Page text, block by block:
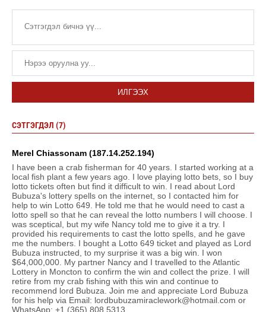
ИЛГЭЭХ
СЭТГЭГДЭЛ (7)
Merel Chiassonam (187.14.252.194)
I have been a crab fisherman for 40 years. I started working at a
local fish plant a few years ago. I love playing lotto bets, so I buy
lotto tickets often but find it difficult to win. I read about Lord
Bubuza's lottery spells on the internet, so I contacted him for
help to win Lotto 649. He told me that he would need to cast a
lotto spell so that he can reveal the lotto numbers I will choose. I
was sceptical, but my wife Nancy told me to give it a try. I
provided his requirements to cast the lotto spells, and he gave
me the numbers. I bought a Lotto 649 ticket and played as Lord
Bubuza instructed, to my surprise it was a big win. I won
$64,000,000. My partner Nancy and I travelled to the Atlantic
Lottery in Moncton to confirm the win and collect the prize. I will
retire from my crab fishing with this win and continue to
recommend lord Bubuza. Join me and appreciate Lord Bubuza
for his help via Email: lordbubuzamiraclework@hotmail.com or
WhatsApp: +1 (365) 808 5313